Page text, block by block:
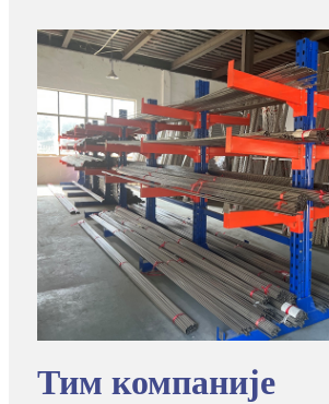
Тим компаније